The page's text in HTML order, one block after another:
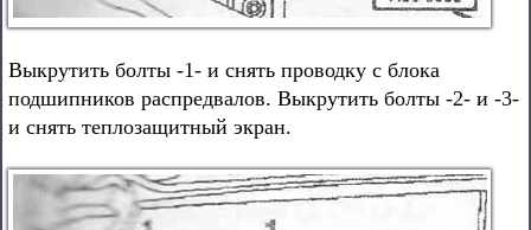
Выкрутить болты -1- и снять проводку с блока
подшипников распредвалов. Выкрутить болты -2- и -3-
и снять теплозащитный экран.